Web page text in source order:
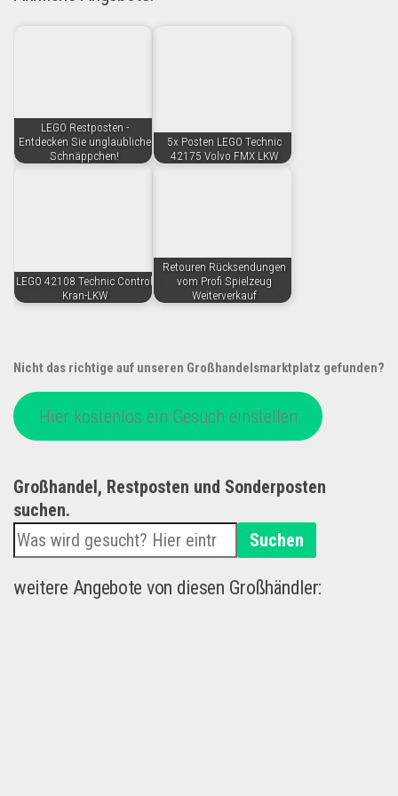
LEGO Restposten -
Entdecken Sie unglaubliche
Schnäppchen!
5x Posten LEGO Technic
42175 Volvo FMX LKW
LEGO 42108 Technic Control
Kran-LKW
Retouren Rücksendungen
vom Profi Spielzeug
Weiterverkauf
Nicht das richtige auf unseren Großhandelsmarktplatz gefunden?
Hier kostenlos ein Gesuch einstellen
Großhandel, Restposten und Sonderposten
suchen.
Suchen
weitere Angebote von diesen Großhändler: